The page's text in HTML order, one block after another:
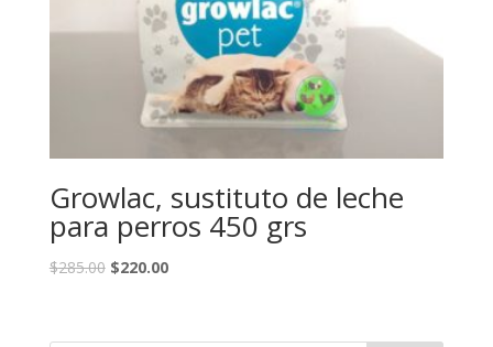
Growlac, sustituto de leche
para perros 450 grs
$285.00 $220.00